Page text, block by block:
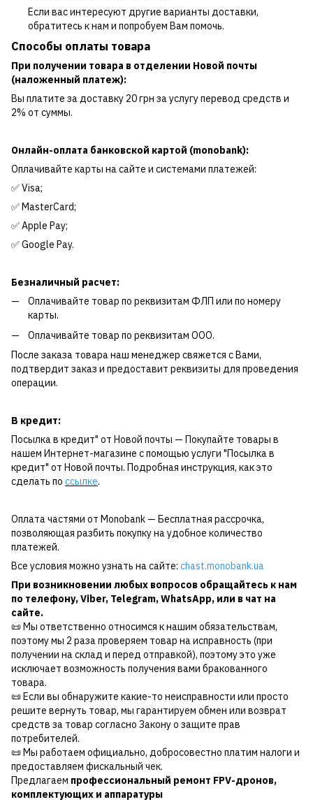
Если вас интересуют другие варианты доставки,
обратитесь к нам и попробуем Вам помочь.
Способы оплаты товара
При получении товара в отделении Новой почты
(наложенный платеж):
Вы платите за доставку 20 грн за услугу перевод средств и
2% от суммы.
Онлайн-оплата банковской картой (monobank):
Оплачивайте карты на сайте и системами платежей:
✅ Visa;
✅ MasterCard;
✅ Apple Pay;
✅ Google Pay.
Безналичный расчет:
Оплачивайте товар по реквизитам ФЛП или по номеру
карты.
Оплачивайте товар по реквизитам ООО.
После заказа товара наш менеджер свяжется с Вами,
подтвердит заказ и предоставит реквизиты для проведения
операции.
В кредит:
Посылка в кредит" от Новой почты — Покупайте товары в
нашем Интернет-магазине с помощью услуги "Посылка в
кредит" от Новой почты. Подробная инструкция, как это
сделать по ссылке.
Оплата частями от Monobank — Бесплатная рассрочка,
позволяющая разбить покупку на удобное количество
платежей.
Все условия можно узнать на сайте: chast.monobank.ua
При возникновении любых вопросов обращайтесь к нам
по телефону,Viber, Telegram,WhatsApp, или в чат на
сайте.
📜 Мы ответственно относимся к нашим обязательствам,
поэтому мы 2 раза проверяем товар на исправность (при
получении на склад и перед отправкой), поэтому это уже
исключает возможность получения вами бракованного
товара.
📜 Если вы обнаружите какие-то неисправности или просто
решите вернуть товар, мы гарантируем обмен или возврат
средств за товар согласно Закону о защите прав
потребителей.
📜 Мы работаем официально, добросовестно платим налоги и
предоставляем фискальный чек.
Предлагаем профессиональный ремонт FPV-дронов,
комплектующих и аппаратуры